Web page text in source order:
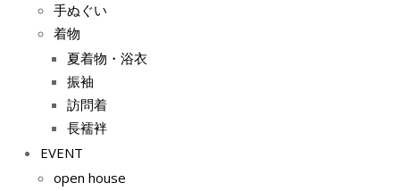
手ぬぐい
着物
夏着物・浴衣
振袖
訪問着
長襦袢
EVENT
open house